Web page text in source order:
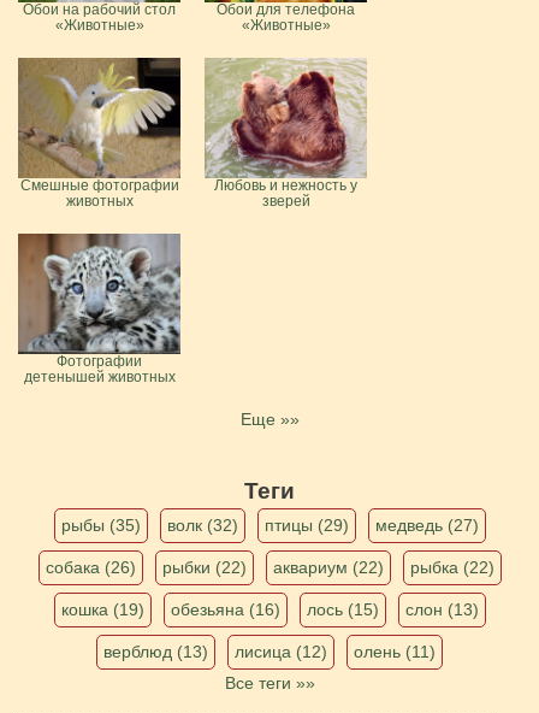
Обои на рабочий стол
«Животные»
Обои для телефона
«Животные»
Смешные фотографии
животных
Любовь и нежность у
зверей
Фотографии
детенышей животных
Еще »»
Теги
рыбы (35) волк (32) птицы (29) медведь (27)
собака (26) рыбки (22) аквариум (22) рыбка (22)
кошка (19) обезьяна (16) лось (15) слон (13)
верблюд (13) лисица (12)
олень (11)
Все теги »»